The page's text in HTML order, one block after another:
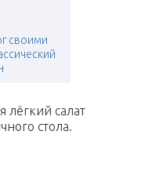
своими
лёгкий салат
стола.